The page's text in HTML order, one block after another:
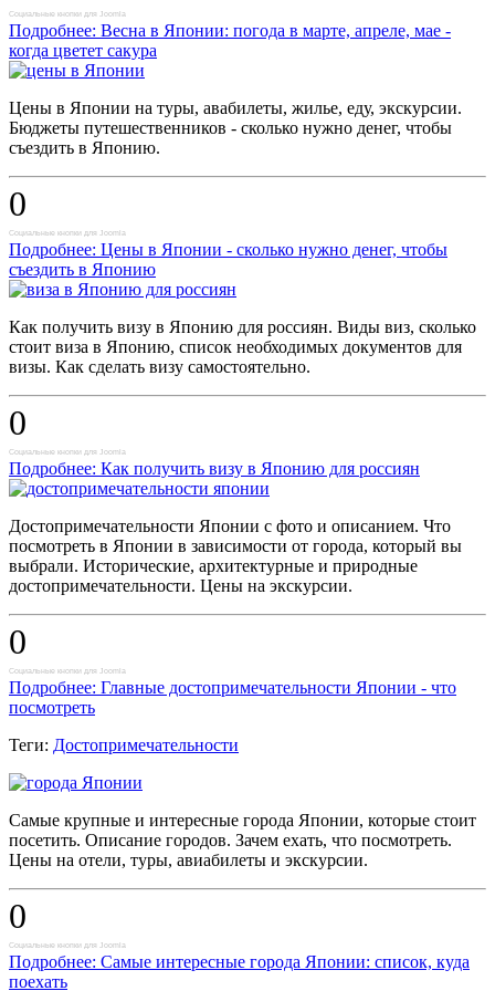
Социальные кнопки для Joomla
Подробнее: Весна в Японии: погода в марте, апреле, мае -
когда цветет сакура
Цены в Японии на туры, авабилеты, жилье, еду, экскурсии.
Бюджеты путешественников - сколько нужно денег, чтобы
съездить в Японию.
0
Социальные кнопки для Joomla
Подробнее: Цены в Японии - сколько нужно денег, чтобы
съездить в Японию
Как получить визу в Японию для россиян. Виды виз, сколько
стоит виза в Японию, список необходимых документов для
визы. Как сделать визу самостоятельно.
0
Социальные кнопки для Joomla
Подробнее: Как получить визу в Японию для россиян
Достопримечательности Японии с фото и описанием. Что
посмотреть в Японии в зависимости от города, который вы
выбрали. Исторические, архитектурные и природные
достопримечательности. Цены на экскурсии.
0
Социальные кнопки для Joomla
Подробнее: Главные достопримечательности Японии - что
посмотреть
Теги: Достопримечательности
Самые крупные и интересные города Японии, которые стоит
посетить. Описание городов. Зачем ехать, что посмотреть.
Цены на отели, туры, авиабилеты и экскурсии.
0
Социальные кнопки для Joomla
Подробнее: Самые интересные города Японии: список, куда
поехать